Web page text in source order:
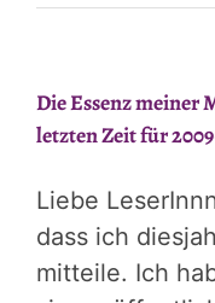
Die Essenz meiner
letzten Zeit für
Liebe
dass ich
mitteile. Ich